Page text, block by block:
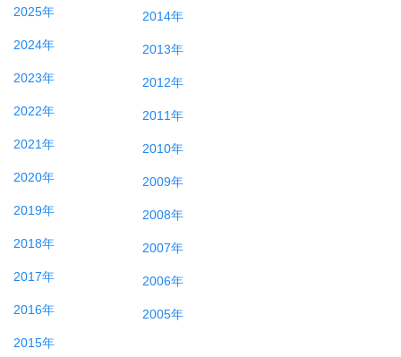
2025年
2024年
2023年
2022年
2021年
2020年
2019年
2018年
2017年
2016年
2015年
2014年
2013年
2012年
2011年
2010年
2009年
2008年
2007年
2006年
2005年